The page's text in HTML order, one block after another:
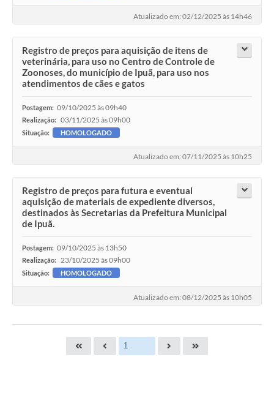
Atualizado em: 02/12/2025 às 14h46
Registro de preços para aquisição de itens de
veterinária, para uso no Centro de Controle de
Zoonoses, do município de Ipuã, para uso nos
atendimentos de cães e gatos
Postagem: 09/10/2025 às 09h40
Realização: 03/11/2025 às 09h00
Situação: HOMOLOGADO
Atualizado em: 07/11/2025 às 10h25
Registro de preços para futura e eventual
aquisição de materiais de expediente diversos,
destinados às Secretarias da Prefeitura Municipal
de Ipuã.
Postagem: 09/10/2025 às 13h50
Realização: 23/10/2025 às 09h00
Situação: HOMOLOGADO
Atualizado em: 08/12/2025 às 10h05